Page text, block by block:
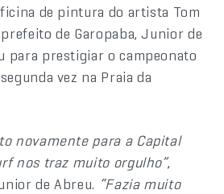
de pintura do artista Tom
de Garopaba, Junior de
para prestigiar o campeonato
vez na Praia da
novamente para a Capital
nos traz muito orgulho”,
de Abreu. “Fazia muito